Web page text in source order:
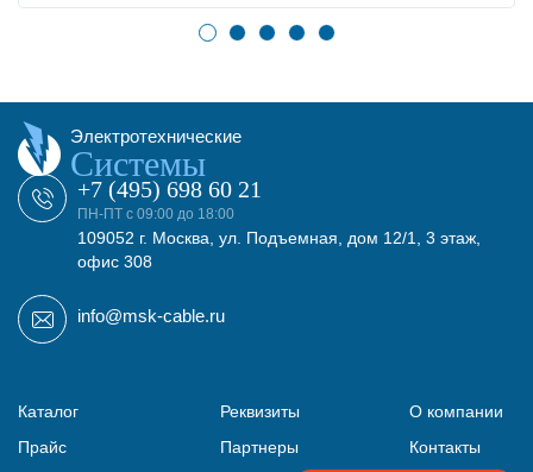
Электротехнические
Системы
+7 (495) 698 60 21
ПН-ПТ с 09:00 до 18:00
109052 г. Москва, ул. Подъемная, дом 12/1, 3 этаж,
офис 308
info@msk-cable.ru
Каталог
Прайс
Реквизиты
Партнеры
О компании
Контакты